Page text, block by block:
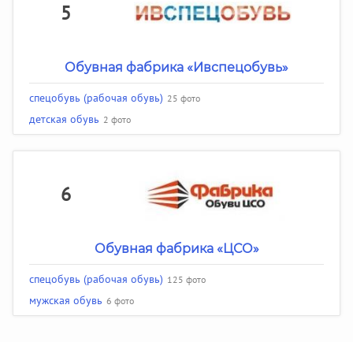
5
Обувная фабрика «Ивспецобувь»
спецобувь (рабочая обувь) 25 фото
детская обувь 2 фото
6
Обувная фабрика «ЦСО»
спецобувь (рабочая обувь) 125 фото
мужская обувь 6 фото